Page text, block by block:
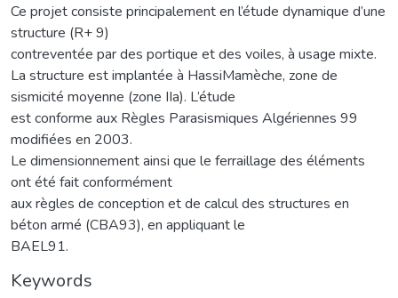
Ce projet consiste principalement en l’étude dynamique d’une
structure (R+ 9)
contreventée par des portique et des voiles, à usage mixte.
La structure est implantée à HassiMamèche, zone de
sismicité moyenne (zone IIa). L’étude
est conforme aux Règles Parasismiques Algériennes 99
modifiées en 2003.
Le dimensionnement ainsi que le ferraillage des éléments
ont été fait conformément
aux règles de conception et de calcul des structures en
béton armé (CBA93), en appliquant le
BAEL91.
Keywords